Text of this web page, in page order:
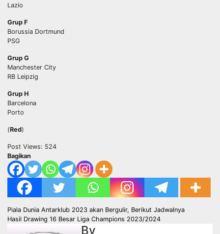
Lazio
Grup F
Borussia Dortmund
PSG
Grup G
Manchester City
RB Leipzig
Grup H
Barcelona
Porto
(Red)
Post Views: 524
Bagikan
Post
Piala Dunia Antarklub 2023 akan Bergulir, Berikut Jadwalnya
Hasil Drawing 16 Besar Liga Champions 2023/2024
By